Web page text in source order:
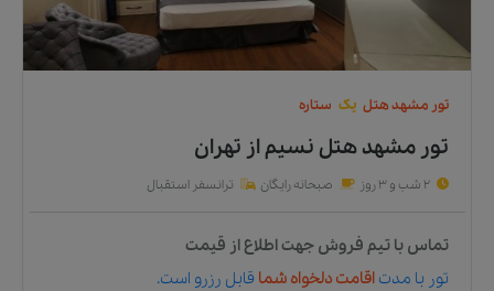
تور مشهدهتل یک ستاره
تور مشهد هتل نسیماز تهران
2 شب و 3 روز صبحانه رایگان ترانسفر استقبال
تماس با تیم فروش جهت اطلاع از قیمت
تور با مدت اقامت دلخواه شما قابل رزرو است.